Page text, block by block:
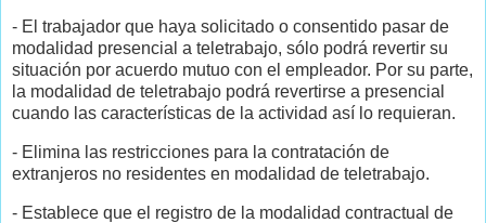
- El trabajador que haya solicitado o consentido pasar de
modalidad presencial a teletrabajo, sólo podrá revertir su
situación por acuerdo mutuo con el empleador. Por su parte,
la modalidad de teletrabajo podrá revertirse a presencial
cuando las características de la actividad así lo requieran.
- Elimina las restricciones para la contratación de
extranjeros no residentes en modalidad de teletrabajo.
- Establece que el registro de la modalidad contractual de